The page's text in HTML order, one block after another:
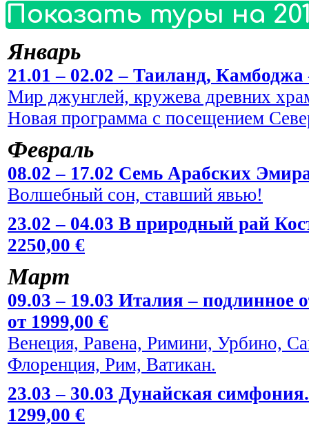
Показать туры на
Январь
21.01 – 02.02 – Таиланд,
Мир джунглей, кружева древних
Новая программа с посещением
Февраль
08.02 – 17.02 Семь Арабских
Волшебный сон, ставший явью!
23.02 – 04.03 В природный рай
2250,00 €
Март
09.03 – 19.03 Италия –
от 1999,00 €
Венеция, Равена, Римини, Урбино,
Флоренция, Рим, Ватикан.
23.03 – 30.03 Дунайская
1299,00 €